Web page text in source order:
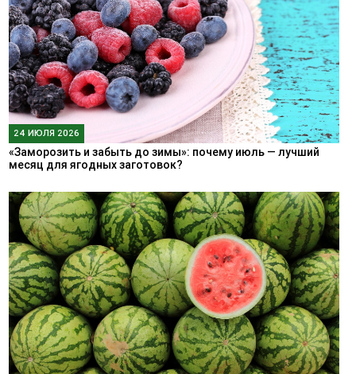
24 ИЮЛЯ 2026
«Заморозить и забыть до зимы»: почему июль — лучший
месяц для ягодных заготовок?